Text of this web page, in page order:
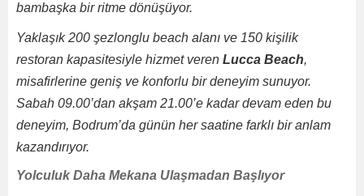
bambaşka bir ritme dönüşüyor.
Yaklaşık 200 şezlonglu beach alanı ve 150 kişilik
restoran kapasitesiyle hizmet veren Lucca Beach,
misafirlerine geniş ve konforlu bir deneyim sunuyor.
Sabah 09.00’dan akşam 21.00’e kadar devam eden bu
deneyim, Bodrum’da günün her saatine farklı bir anlam
kazandırıyor.
Yolculuk Daha Mekana Ulaşmadan Başlıyor